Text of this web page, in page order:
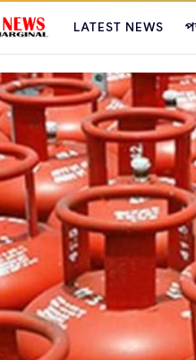
LATEST NEWS